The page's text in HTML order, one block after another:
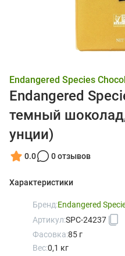
Endangered Species
Endangered
темный шоколад,
унции)
0.0 0 отзывов
Характеристики
Бренд:Endangered
Артикул:SPC-24237
Фасовка:85 г
Вес:0,1 кг